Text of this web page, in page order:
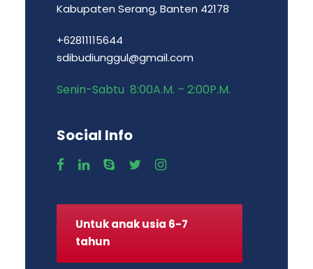
Kabupaten Serang, Banten 42178
+62811115644
sdibudiunggul@gmail.com
Senin-Sabtu 8:00A.M. – 2:00P.M.
Social Info
Untuk anak usia 6-7
tahun